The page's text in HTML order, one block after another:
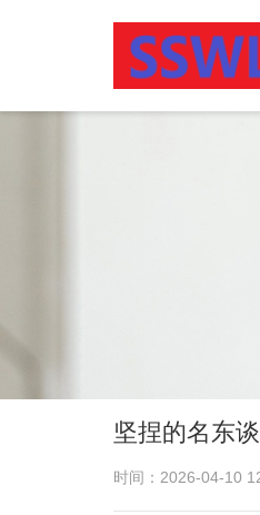
坚捏的名东
时间：2026-04-10